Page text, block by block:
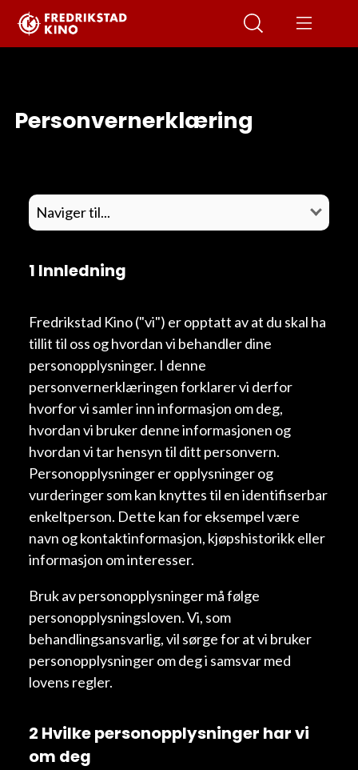
Personvernerklæring
1 Innledning
Fredrikstad Kino ("vi") er opptatt av at du skal ha
tillit til oss og hvordan vi behandler dine
personopplysninger. I denne
personvernerklæringen forklarer vi derfor
hvorfor vi samler inn informasjon om deg,
hvordan vi bruker denne informasjonen og
hvordan vi tar hensyn til ditt personvern.
Personopplysninger er opplysninger og
vurderinger som kan knyttes til en identifiserbar
enkeltperson. Dette kan for eksempel være
navn og kontaktinformasjon, kjøpshistorikk eller
informasjon om interesser.
Bruk av personopplysninger må følge
personopplysningsloven. Vi, som
behandlingsansvarlig, vil sørge for at vi bruker
personopplysninger om deg i samsvar med
lovens regler.
2 Hvilke personopplysninger har vi
om deg